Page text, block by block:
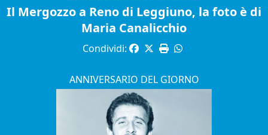
Il Mergozzo a Reno di Leggiuno, la foto è di
Maria Canalicchio
Condividi:
ANNIVERSARIO DEL GIORNO